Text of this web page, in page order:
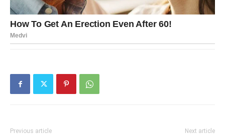
Previous article Next article